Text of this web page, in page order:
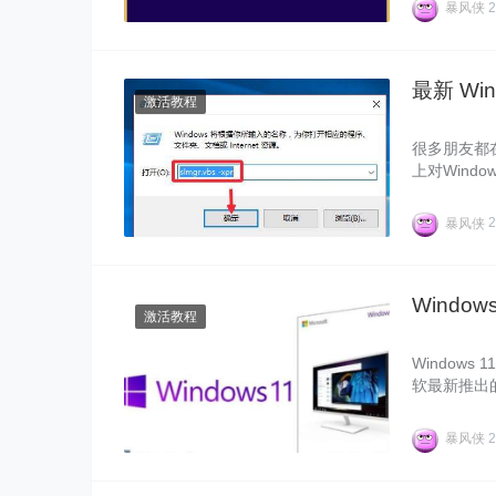
暴风侠
激活教程 最新
很多朋友都
上对
号分享、
暴风侠
激活教程
Windows
软最新推出
暴风侠